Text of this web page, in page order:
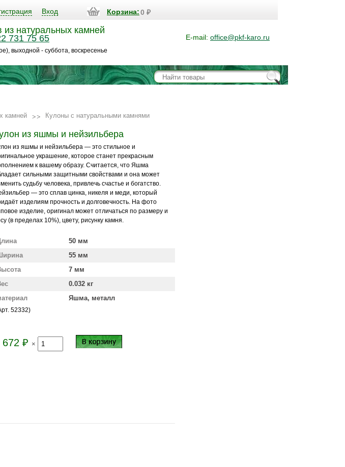
Вход Корзина:0 ₽
из натуральных камней
731 75 65
выходной - суббота, воскресенье
E-mail: office@pkf-karo.ru
камней Кулоны с натуральными камнями
из яшмы и нейзильбера
из яшмы и нейзильбера — это стильное и
украшение, которое станет прекрасным
к вашему образу. Считается, что Яшма
сильными защитными свойствами и она может
судьбу человека, привлечь счастье и богатство.
— это сплав цинка, никеля и меди, который
изделиям прочность и долговечность. На фото
изделие, оригинал может отличаться по размеру и
(в пределах 10%), цвету, рисунку камня.
50 мм
55 мм
7 мм
0.032 кг
Яшма, металл
52332)
672 ₽ ×